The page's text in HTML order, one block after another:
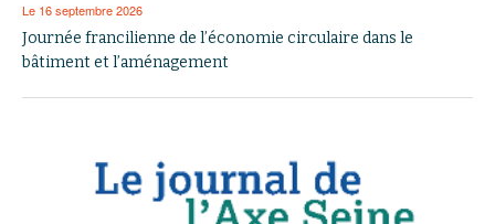
Le 16 septembre 2026
Journée francilienne de l’économie circulaire dans le
bâtiment et l’aménagement